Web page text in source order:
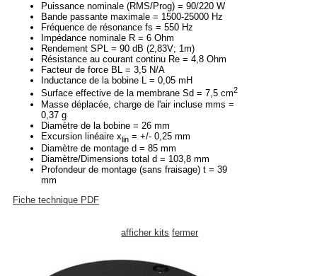
Puissance nominale (RMS/Prog) = 90/220 W
Bande passante maximale = 1500-25000 Hz
Fréquence de résonance fs = 550 Hz
Impédance nominale R = 6 Ohm
Rendement SPL = 90 dB (2,83V; 1m)
Résistance au courant continu Re = 4,8 Ohm
Facteur de force BL = 3,5 N/A
Inductance de la bobine L = 0,05 mH
Surface effective de la membrane Sd = 7,5 cm2
Masse déplacée, charge de l'air incluse mms =
0,37 g
Diamètre de la bobine = 26 mm
Excursion linéaire xlin = +/- 0,25 mm
Diamètre de montage d = 85 mm
Diamètre/Dimensions total d = 103,8 mm
Profondeur de montage (sans fraisage) t = 39
mm
Fiche technique PDF
afficher kits fermer